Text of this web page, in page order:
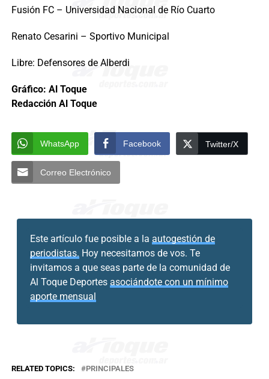
Fusión FC – Universidad Nacional de Río Cuarto
Renato Cesarini – Sportivo Municipal
Libre: Defensores de Alberdi
Gráfico: Al Toque
Redacción Al Toque
WhatsApp Facebook Twitter/X
Correo Electrónico
Este artículo fue posible a la autogestión de
periodistas. Hoy necesitamos de vos. Te
invitamos a que seas parte de la comunidad de
Al Toque Deportes asociándote con un mínimo
aporte mensual
RELATED TOPICS: PRINCIPALES